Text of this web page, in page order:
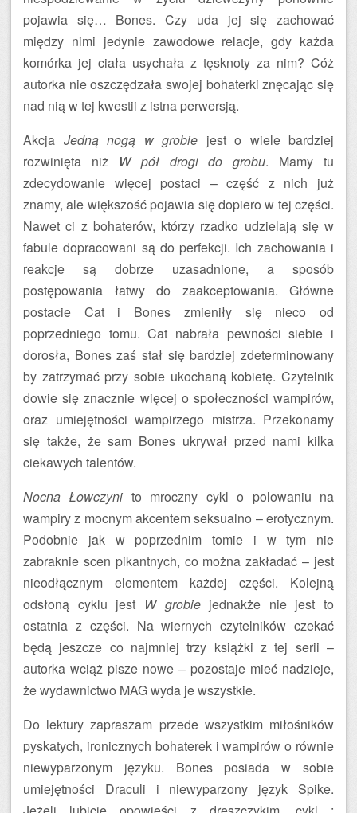
pojawia się… Bones. Czy uda jej się zachować
między nimi jedynie zawodowe relacje, gdy każda
komórka jej ciała usychała z tęsknoty za nim? Cóż
autorka nie oszczędzała swojej bohaterki znęcając się
nad nią w tej kwestii z istna perwersją.
Akcja Jedną nogą w grobie jest o wiele bardziej
rozwinięta niż W pół drogi do grobu. Mamy tu
zdecydowanie więcej postaci – część z nich już
znamy, ale większość pojawia się dopiero w tej części.
Nawet ci z bohaterów, którzy rzadko udzielają się w
fabule dopracowani są do perfekcji. Ich zachowania i
reakcje są dobrze uzasadnione, a sposób
postępowania łatwy do zaakceptowania. Główne
postacie Cat i Bones zmieniły się nieco od
poprzedniego tomu. Cat nabrała pewności siebie i
dorosła, Bones zaś stał się bardziej zdeterminowany
by zatrzymać przy sobie ukochaną kobietę. Czytelnik
dowie się znacznie więcej o społeczności wampirów,
oraz umiejętności wampirzego mistrza. Przekonamy
się także, że sam Bones ukrywał przed nami kilka
ciekawych talentów.
Nocna Łowczyni to mroczny cykl o polowaniu na
wampiry z mocnym akcentem seksualno – erotycznym.
Podobnie jak w poprzednim tomie i w tym nie
zabraknie scen pikantnych, co można zakładać – jest
nieodłącznym elementem każdej części. Kolejną
odsłoną cyklu jest W grobiejednakże nie jest to
ostatnia z części. Na wiernych czytelników czekać
będą jeszcze co najmniej trzy książki z tej serii –
autorka wciąż pisze nowe – pozostaje mieć nadzieje,
że wydawnictwo MAG wyda je wszystkie.
Do lektury zapraszam przede wszystkim miłośników
pyskatych, ironicznych bohaterek i wampirów o równie
niewyparzonym języku. Bones posiada w sobie
umiejętności Draculi i niewyparzony język Spike.